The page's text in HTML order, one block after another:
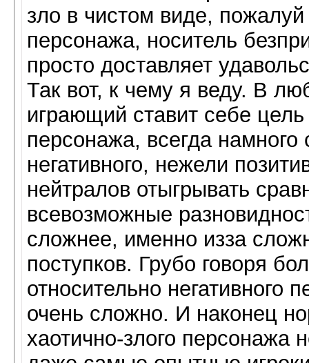
зло в чистом виде,
персонажа, носитель
просто доставляет
Так вот, к чему я веду. В
играющий ставит себе цель
персонажа, всегда
негативного, нежели
нейтралов отыгрывать
всевозможные
сложнее, именно изза
поступков. Грубо говоря
относительно негативного
очень сложно. И наконец
хаотично-злого персонажа